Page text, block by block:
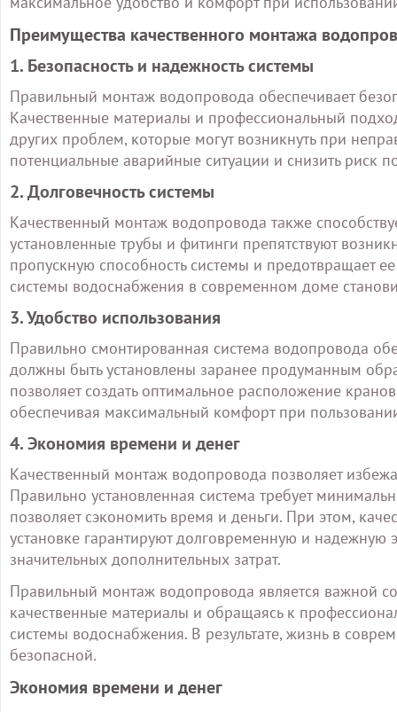
Преимущества качественного монтажа
1. Безопасность и надежность системы
Правильный монтаж водопровода обеспечивает
Качественные материалы и профессиональный
других проблем, которые могут возникнуть при
потенциальные аварийные ситуации и снизить
2. Долговечность системы
Качественный монтаж водопровода также
установленные трубы и фитинги препятствуют
пропускную способность системы и предотвращает
системы водоснабжения в современном доме
3. Удобство использования
Правильно смонтированная система водопровода
должны быть установлены заранее продуманным
позволяет создать оптимальное расположение
обеспечивая максимальный комфорт при
4. Экономия времени и денег
Качественный монтаж водопровода позволяет
Правильно установленная система требует
позволяет сэкономить время и деньги. При этом,
установке гарантируют долговременную и
значительных дополнительных затрат.
Правильный монтаж водопровода является важной
качественные материалы и обращаясь к
системы водоснабжения. В результате, жизнь в
безопасной.
Экономия времени и денег